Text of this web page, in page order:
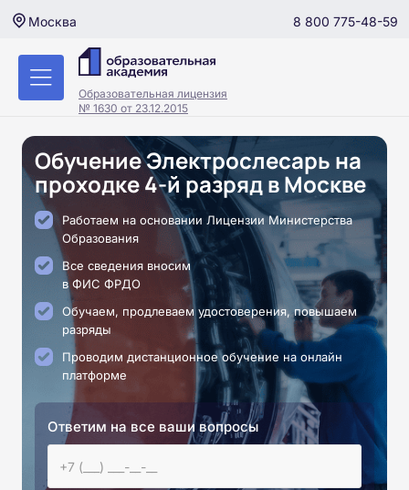
Москва 8 800 775-48-59
Образовательная лицензия
№ 1630 от 23.12.2015
Обучение Электрослесарь на
проходке 4-й разряд в Москве
Работаем на основании Лицензии Министерства
Образования
Все сведения вносим
в ФИС ФРДО
Обучаем, продлеваем удостоверения, повышаем
разряды
Проводим дистанционное обучение на онлайн
платформе
Ответим на все ваши вопросы